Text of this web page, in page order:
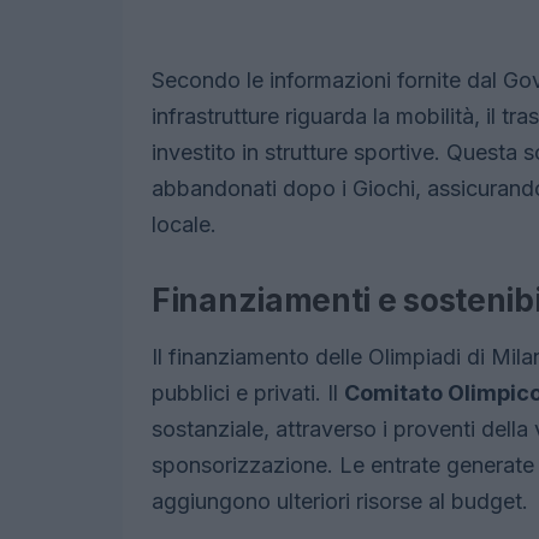
Secondo le informazioni fornite dal
infrastrutture riguarda la mobilità, il
investito in strutture sportive. Questa
abbandonati dopo i Giochi,
locale.
Finanziamenti e
Il finanziamento delle Olimpiadi di
pubblici e privati. Il Comitato
sostanziale, attraverso i proventi
sponsorizzazione. Le entrate
aggiungono ulteriori risorse al budget.